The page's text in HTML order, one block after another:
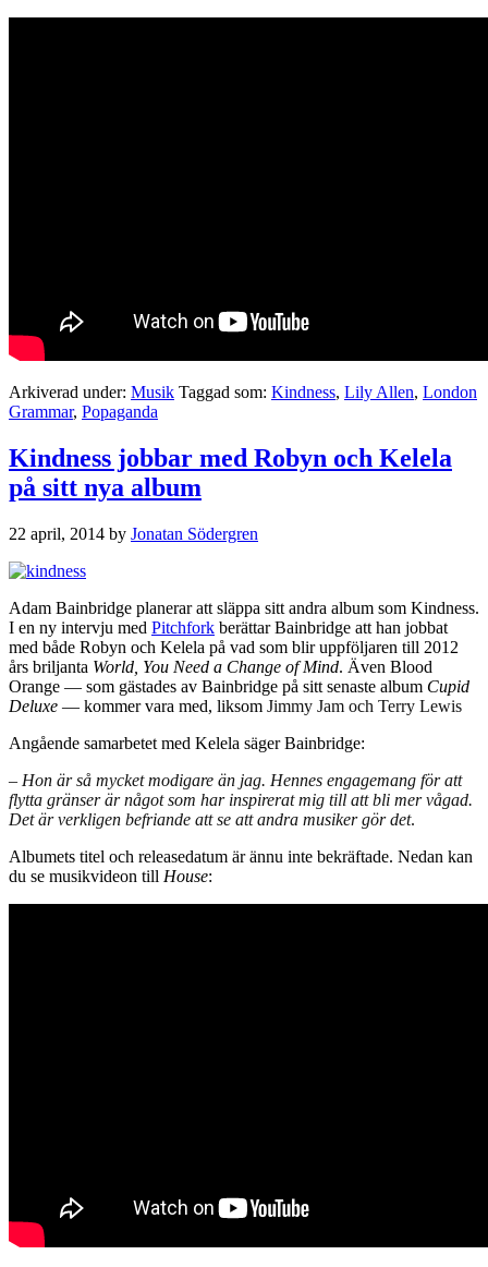
Arkiverad under: Musik Taggad som: Kindness, Lily Allen, London
Grammar, Popaganda
Kindness jobbar med Robyn och Kelela
på sitt nya album
22 april, 2014 by Jonatan Södergren
Adam Bainbridge planerar att släppa sitt andra album som Kindness.
I en ny intervju med Pitchfork berättar Bainbridge att han jobbat
med både Robyn och Kelela på vad som blir uppföljaren till 2012
års briljanta World, You Need a Change of Mind. Även Blood
Orange — som gästades av Bainbridge på sitt senaste album Cupid
Deluxe — kommer vara med, liksom Jimmy Jam och Terry Lewis
Angående samarbetet med Kelela säger Bainbridge:
– Hon är så mycket modigare än jag. Hennes engagemang för att
flytta gränser är något som har inspirerat mig till att bli mer vågad.
Det är verkligen befriande att se att andra musiker gör det.
Albumets titel och releasedatum är ännu inte bekräftade. Nedan kan
du se musikvideon till House: